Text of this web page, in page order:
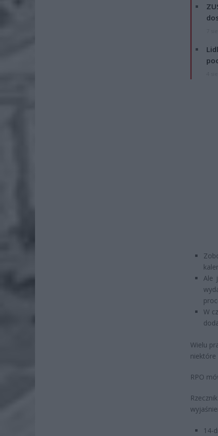
Ale
W
Wielu
niektóre
RPO
14-